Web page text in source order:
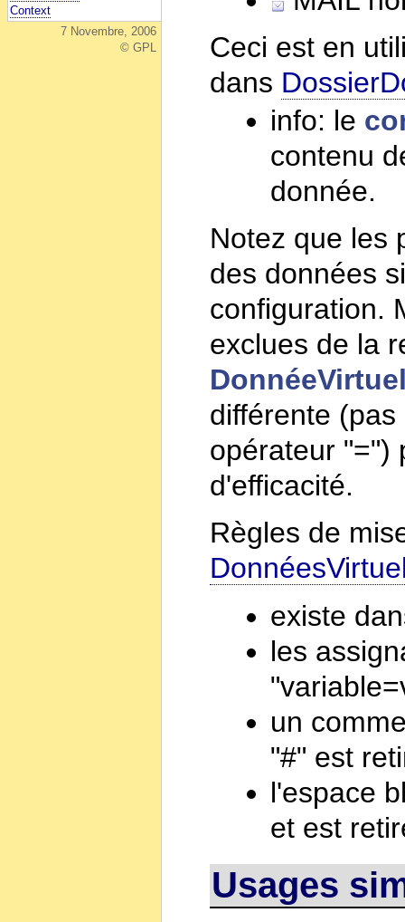
Context
7 Novembre, 2006
© GPL
Ceci est en
dans
info: le
contenu
donnée.
Notez que les
des données
configuration.
exclues de la
différente
opérateur "=")
d'efficacité.
Règles de
existe
les
un
"#" est
l'espace
et est
Usages